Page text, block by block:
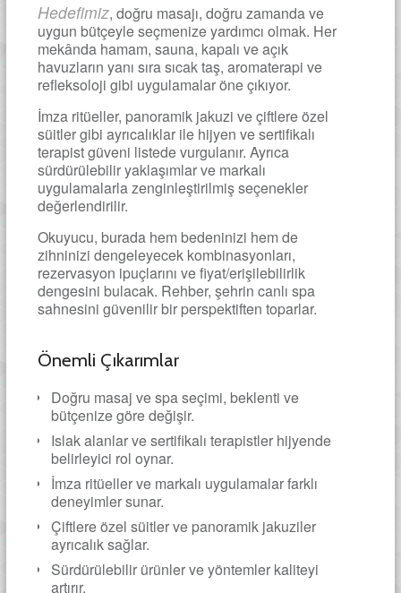
Hedefimiz, doğru masajı, doğru zamanda ve
uygun bütçeyle seçmenize yardımcı olmak. Her
mekânda hamam, sauna, kapalı ve açık
havuzların yanı sıra sıcak taş, aromaterapi ve
refleksoloji gibi uygulamalar öne çıkıyor.
İmza ritüeller, panoramik jakuzi ve çiftlere özel
süitler gibi ayrıcalıklar ile hijyen ve sertifikalı
terapist güveni listede vurgulanır. Ayrıca
sürdürülebilir yaklaşımlar ve markalı
uygulamalarla zenginleştirilmiş seçenekler
değerlendirilir.
Okuyucu, burada hem bedeninizi hem de
zihninizi dengeleyecek kombinasyonları,
rezervasyon ipuçlarını ve fiyat/erişilebilirlik
dengesini bulacak. Rehber, şehrin canlı spa
sahnesini güvenilir bir perspektiften toparlar.
Önemli Çıkarımlar
Doğru masaj ve spa seçimi, beklenti ve
bütçenize göre değişir.
Islak alanlar ve sertifikalı terapistler hijyende
belirleyici rol oynar.
İmza ritüeller ve markalı uygulamalar farklı
deneyimler sunar.
Çiftlere özel süitler ve panoramik jakuziler
ayrıcalık sağlar.
Sürdürülebilir ürünler ve yöntemler kaliteyi
artırır.